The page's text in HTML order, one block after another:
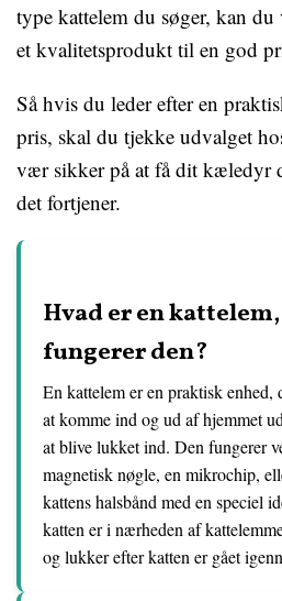
type kattelem du søger, kan
et kvalitetsprodukt til en god
Så hvis du leder efter en
pris, skal du tjekke udvalget
vær sikker på at få dit kæledyr
det fortjener.
Hvad er en
fungerer den?
En kattelem er en praktisk enhed,
at komme ind og ud af hjemmet
at blive lukket ind. Den fungerer
magnetisk nøgle, en mikrochip,
kattens halsbånd med en speciel
katten er i nærheden af
og lukker efter katten er gået